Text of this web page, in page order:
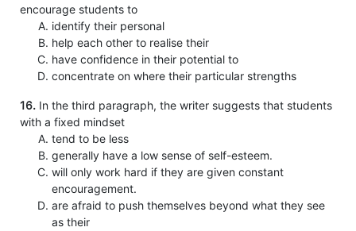
encourage students to
identify their personal
help each other to realise their
have confidence in their potential to
concentrate on where their particular strengths
16. In the third paragraph, the writer suggests that students
with a fixed mindset
tend to be less
generally have a low sense of self-esteem.
will only work hard if they are given constant
encouragement.
are afraid to push themselves beyond what they see
as their